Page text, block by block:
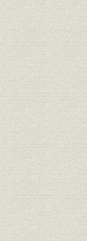
支店・営業所
プラネットブース
海外拠点の沿革
関係会社の沿革
年表
索引
主要参考文献
編集後記